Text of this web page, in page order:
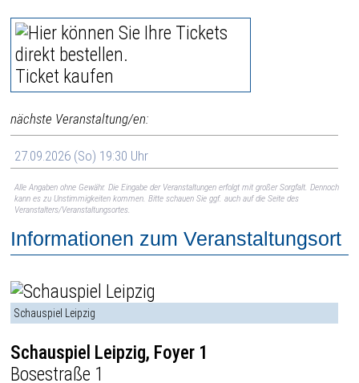
Ticket kaufen
nächste Veranstaltung/en:
27.09.2026 (So) 19:30 Uhr
Alle Angaben ohne Gewähr. Die Eingabe der Veranstaltungen erfolgt mit großer Sorgfalt. Dennoch
kann es zu Unstimmigkeiten kommen. Bitte schauen Sie ggf. auch auf die Seite des
Veranstalters/Veranstaltungsortes.
Informationen zum Veranstaltungsort
Schauspiel Leipzig
Schauspiel Leipzig, Foyer 1
Bosestraße 1